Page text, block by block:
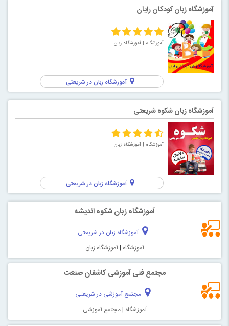
آموزشگاه زبان کودکان رایان
آموزشگاه | آموزشگاه زبان
آموزشگاه زبان در شریعتی
آموزشگاه زبان شکوه شریعتی
آموزشگاه | آموزشگاه زبان
آموزشگاه زبان در شریعتی
آموزشگاه زبان شکوه اندیشه
آموزشگاه زبان در شریعتی
آموزشگاه |آموزشگاه زبان
مجتمع فنی آموزشی کاشفان صنعت
مجتمع آموزشی در شریعتی
آموزشگاه |مجتمع آموزشی